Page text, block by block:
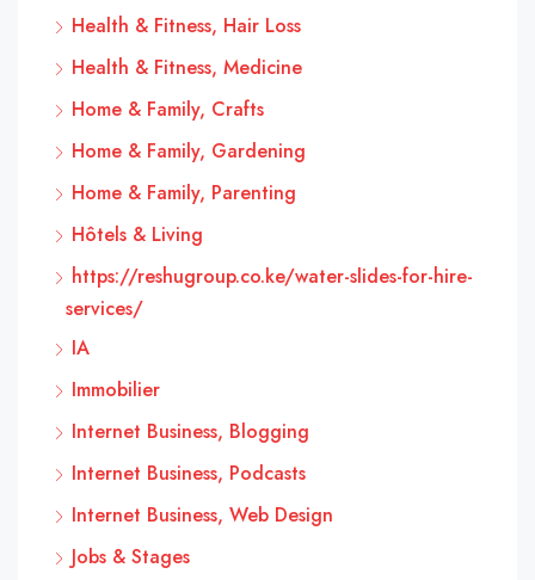
Health & Fitness, Hair Loss
Health & Fitness, Medicine
Home & Family, Crafts
Home & Family, Gardening
Home & Family, Parenting
Hôtels & Living
https://reshugroup.co.ke/water-slides-for-hire-
services/
IA
Immobilier
Internet Business, Blogging
Internet Business, Podcasts
Internet Business, Web Design
Jobs & Stages